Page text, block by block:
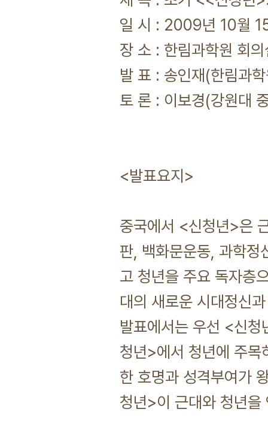
일 시 : 2009년 10월
장 소 : 한림과학원 회
발 표 : 송인재(한림과
토 론 : 이보경(강원대
<발표요지>
중국에서 <신청년>은
판, 백화문운동, 과학정
고 청년을 주요 독자층
대의 새로운 시대정신
발표에서는 우선 <신
청년>에서 청년에 주
한 호명과 성격부여가
청년>이 근대와 청년